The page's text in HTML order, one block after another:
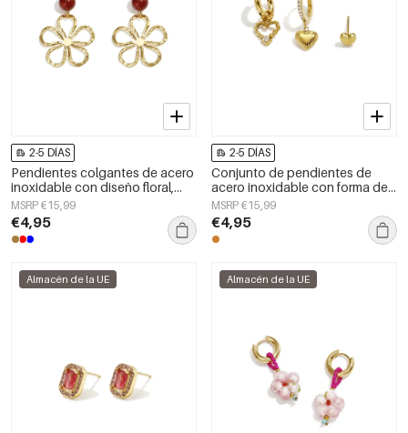
2-5 DÍAS
Pendientes colgantes de acero
inoxidable con diseño floral,
serie Daily Simple, joyería para
mujer
MSRP €15,99
€4,95
2-5 DÍAS
Conjunto de pendientes de
acero inoxidable con forma de
corazón, sencillos, de la serie
Daily Simple para mujer.
MSRP €15,99
€4,95
Almacén de la UE Almacén de la UE